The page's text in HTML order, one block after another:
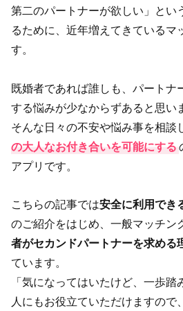
第二のパートナーが欲しい」とい
るために、近年増えてきているマ
す。
既婚者であれば誰しも、パートナ
する悩みが少なからずあると思い
そんな日々の不安や悩み事を相談
の大人なお付き合いを可能にする
アプリです。
こちらの記事では安全に利用でき
のご紹介をはじめ、一般マッチン
者がセカンドパートナーを求める
ています。
「気になってはいたけど、一歩
人にもお役立ていただけますので